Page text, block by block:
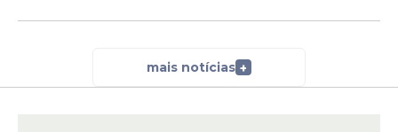
mais notícias +